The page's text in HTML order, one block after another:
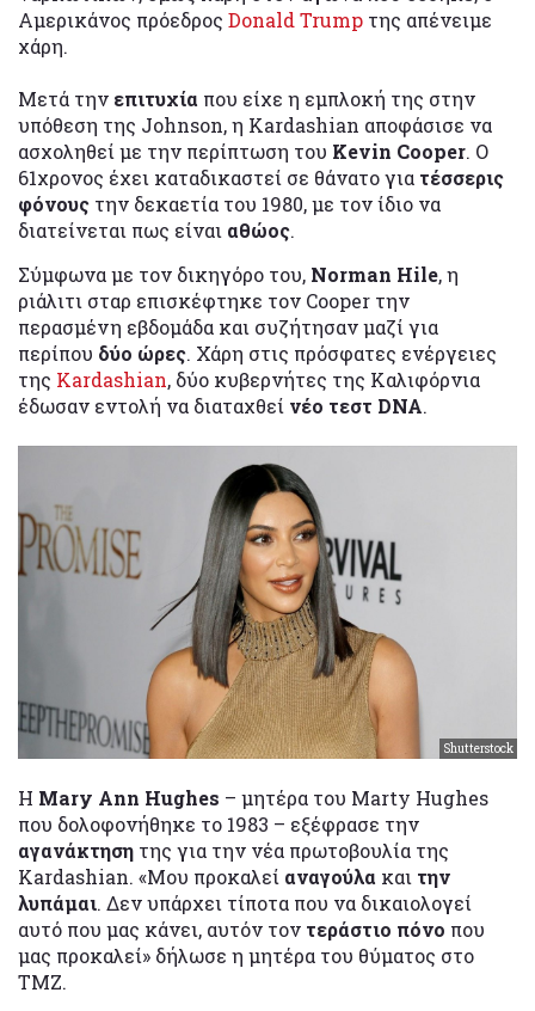
Αμερικάνος πρόεδρος Donald Trump της απένειμε
χάρη.
Μετά την επιτυχία που είχε η εμπλοκή της στην
υπόθεση της Johnson, η Kardashian αποφάσισε να
ασχοληθεί με την περίπτωση του Kevin Cooper. Ο
61χρονος έχει καταδικαστεί σε θάνατο για τέσσερις
φόνους την δεκαετία του 1980, με τον ίδιο να
διατείνεται πως είναι αθώος.
Σύμφωνα με τον δικηγόρο του, Norman Hile, η
ριάλιτι σταρ επισκέφτηκε τον Cooper την
περασμένη εβδομάδα και συζήτησαν μαζί για
περίπου δύο ώρες. Χάρη στις πρόσφατες ενέργειες
της Kardashian, δύο κυβερνήτες της Καλιφόρνια
έδωσαν εντολή να διαταχθεί νέο τεστ DNA.
Shutterstock
Η Mary Ann Hughes – μητέρα του Marty Hughes
που δολοφονήθηκε το 1983 – εξέφρασε την
αγανάκτηση της για την νέα πρωτοβουλία της
Kardashian. «Μου προκαλεί αναγούλα και την
λυπάμαι. Δεν υπάρχει τίποτα που να δικαιολογεί
αυτό που μας κάνει, αυτόν τον τεράστιο πόνο που
μας προκαλεί» δήλωσε η μητέρα του θύματος στο
TMZ.